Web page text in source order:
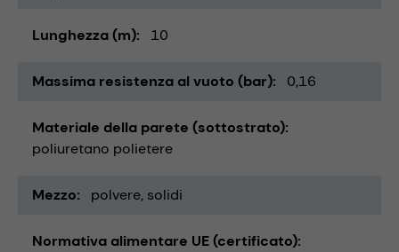
Lunghezza (m) 10
Massima resistenza al vuoto (bar) 0,16
Materiale della parete (sottostrato)
poliuretano polietere
Mezzo polvere solidi
Normativa alimentare UE (certificato)